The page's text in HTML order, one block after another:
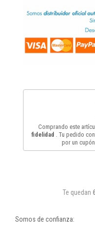
Comprando este
fidelidad
. Tu pedido
por un
Te quedan
Somos de confianza: